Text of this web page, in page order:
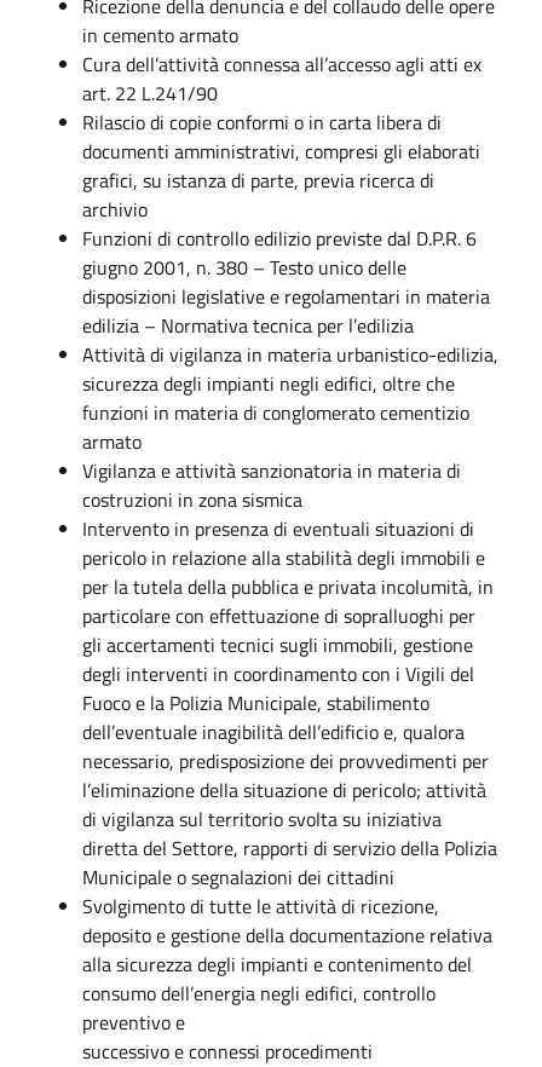
Ricezione della denuncia e del collaudo delle opere
in cemento armato
Cura dell’attività connessa all’accesso agli atti ex
art. 22 L.241/90
Rilascio di copie conformi o in carta libera di
documenti amministrativi, compresi gli elaborati
grafici, su istanza di parte, previa ricerca di
archivio
Funzioni di controllo edilizio previste dal D.P.R. 6
giugno 2001, n. 380 – Testo unico delle
disposizioni legislative e regolamentari in materia
edilizia – Normativa tecnica per l’edilizia
Attività di vigilanza in materia urbanistico-edilizia,
sicurezza degli impianti negli edifici, oltre che
funzioni in materia di conglomerato cementizio
armato
Vigilanza e attività sanzionatoria in materia di
costruzioni in zona sismica
Intervento in presenza di eventuali situazioni di
pericolo in relazione alla stabilità degli immobili e
per la tutela della pubblica e privata incolumità, in
particolare con effettuazione di sopralluoghi per
gli accertamenti tecnici sugli immobili, gestione
degli interventi in coordinamento con i Vigili del
Fuoco e la Polizia Municipale, stabilimento
dell’eventuale inagibilità dell’edificio e, qualora
necessario, predisposizione dei provvedimenti per
l’eliminazione della situazione di pericolo; attività
di vigilanza sul territorio svolta su iniziativa
diretta del Settore, rapporti di servizio della Polizia
Municipale o segnalazioni dei cittadini
Svolgimento di tutte le attività di ricezione,
deposito e gestione della documentazione relativa
alla sicurezza degli impianti e contenimento del
consumo dell’energia negli edifici, controllo
preventivo e
successivo e connessi procedimenti